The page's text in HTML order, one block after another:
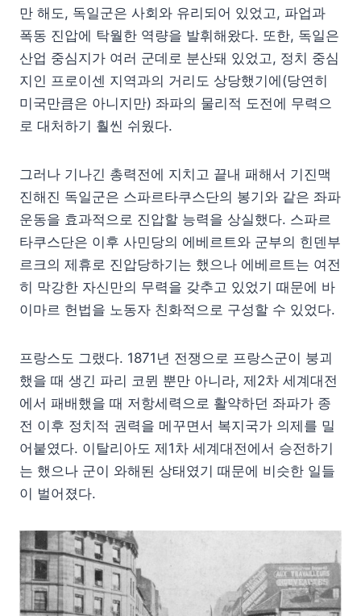
만 해도, 독일군은 사회와 유리되어 있었고, 파업과
폭동 진압에 탁월한 역량을 발휘해왔다. 또한, 독일은
산업 중심지가 여러 군데로 분산돼 있었고, 정치 중심
지인 프로이센 지역과의 거리도 상당했기에(당연히
미국만큼은 아니지만) 좌파의 물리적 도전에 무력으
로 대처하기 훨씬 쉬웠다.
그러나 기나긴 총력전에 지치고 끝내 패해서 기진맥
진해진 독일군은 스파르타쿠스단의 봉기와 같은 좌파
운동을 효과적으로 진압할 능력을 상실했다. 스파르
타쿠스단은 이후 사민당의 에베르트와 군부의 힌덴부
르크의 제휴로 진압당하기는 했으나 에베르트는 여전
히 막강한 자신만의 무력을 갖추고 있었기 때문에 바
이마르 헌법을 노동자 친화적으로 구성할 수 있었다.
프랑스도 그랬다. 1871년 전쟁으로 프랑스군이 붕괴
했을 때 생긴 파리 코뮌 뿐만 아니라, 제2차 세계대전
에서 패배했을 때 저항세력으로 활약하던 좌파가 종
전 이후 정치적 권력을 메꾸면서 복지국가 의제를 밀
어붙였다. 이탈리아도 제1차 세계대전에서 승전하기
는 했으나 군이 와해된 상태였기 때문에 비슷한 일들
이 벌어졌다.